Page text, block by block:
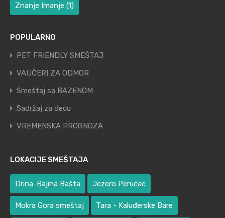
Znanje Imanje (1)
POPULARNO
PET FRIENDLY SMEŠTAJ
VAUČERI ZA ODMOR
Smeštaj sa BAZENOM
Sadržaj za decu
VREMENSKA PROGNOZA
LOKACIJE SMEŠTAJA
Drina-Bajina Bašta Jezero Perućac
Mokra Gora smeštaj Tara - Kaluđerske Bare